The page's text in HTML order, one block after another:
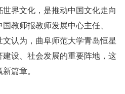
界文化，是推动中国文化走向
教师报教师发展中心主任、
文认为，曲阜师范大学青岛恒星
设、社会发展的重要阵地，这
篇章。